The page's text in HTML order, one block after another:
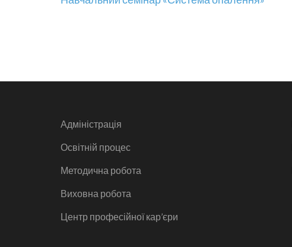
Адміністрація
Освітній процес
Методична робота
Виховна робота
Центр професійної кар’єри